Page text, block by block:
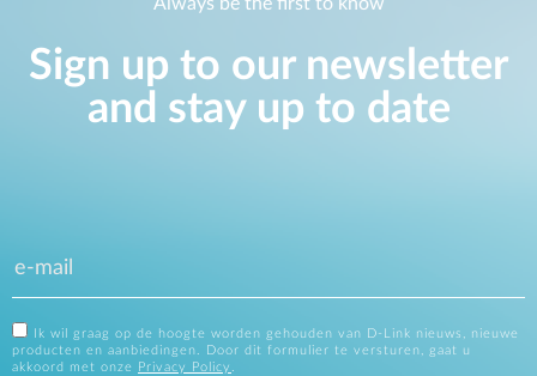
Sign up to our newsletter
and stay up to date
Ik wil graag op de hoogte worden gehouden van D-Link nieuws, nieuwe
producten en aanbiedingen. Door dit formulier te versturen, gaat u
akkoord met onze
Privacy Policy